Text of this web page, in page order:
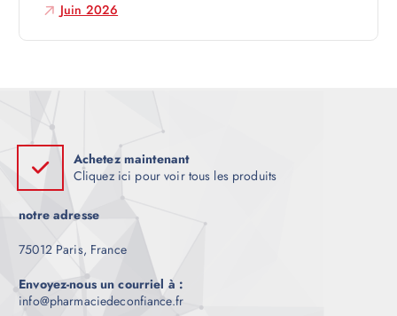
e
Juin 2026
Achetez maintenant
Cliquez ici pour voir tous les produits
notre adresse
75012 Paris, France
Envoyez-nous un courriel à :
info@pharmaciedeconfiance.fr